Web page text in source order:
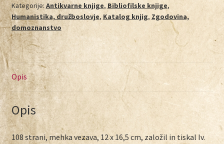
Kategorije: Antikvarne knjige, Bibliofilske knjige,
Humanistika, družboslovje, Katalog knjig, Zgodovina,
domoznanstvo
Opis
Opis
108 strani, mehka vezava, 12 x 16,5 cm, založil in tiskal Iv.